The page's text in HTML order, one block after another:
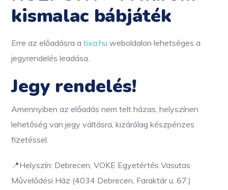
kismalac bábjáték
Erre az előadásra atixa.hu weboldalon lehetséges a
jegyrendelés leadása.
Jegy rendelés!
Amennyiben az előadás nem telt házas, helyszínen
lehetőség van jegy váltásra, kizárólag készpénzes
fizetéssel.
📍Helyszín: Debrecen, VOKE Egyetértés Vasutas
Művelődési Ház (4034 Debrecen, Faraktár u. 67.)